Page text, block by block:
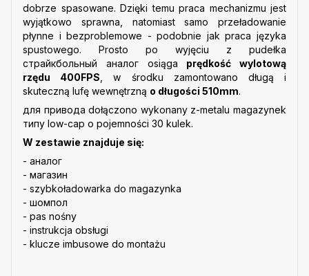
dobrze spasowane. Dzięki temu praca mechanizmu jest
wyjątkowo sprawna, natomiast samo przeładowanie
płynne i bezproblemowe - podobnie jak praca języka
spustowego. Prosto po wyjęciu z pudełka
cтрайкбольный аналог osiąga prędkość wylotową
rzędu 400FPS , w środku zamontowano długą i
skuteczną lufę wewnętrzną o długości 510mm.
для привода dołączono wykonany z-metalu magazynek
типу low-cap o pojemności 30 kulek.
W zestawie znajduje się:
- аналог
- магазин
- szybkoładowarka do magazynka
- шомпол
- pas nośny
- instrukcja obsługi
- klucze imbusowe do montażu